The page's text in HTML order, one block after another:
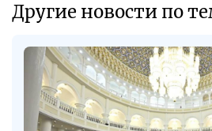
Другие новости по